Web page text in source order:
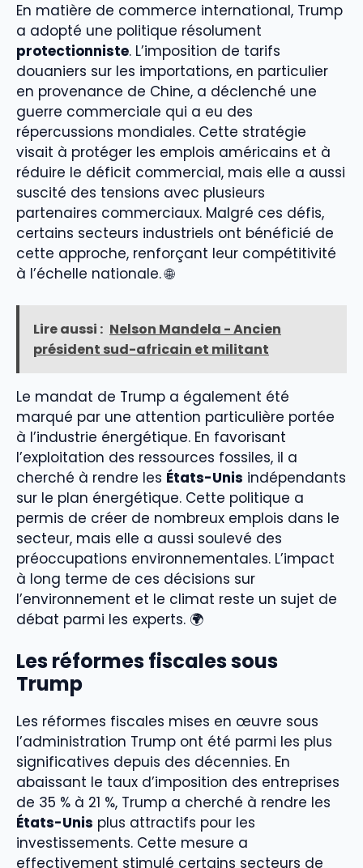
En matière de commerce international, Trump
a adopté une politique résolument
protectionniste. L’imposition de tarifs
douaniers sur les importations, en particulier
en provenance de Chine, a déclenché une
guerre commerciale qui a eu des
répercussions mondiales. Cette stratégie
visait à protéger les emplois américains et à
réduire le déficit commercial, mais elle a aussi
suscité des tensions avec plusieurs
partenaires commerciaux. Malgré ces défis,
certains secteurs industriels ont bénéficié de
cette approche, renforçant leur compétitivité
à l’échelle nationale. 🌐
Lire aussi : Nelson Mandela - Ancien
président sud-africain et militant
Le mandat de Trump a également été
marqué par une attention particulière portée
à l’industrie énergétique. En favorisant
l’exploitation des ressources fossiles, il a
cherché à rendre les États-Unis indépendants
sur le plan énergétique. Cette politique a
permis de créer de nombreux emplois dans le
secteur, mais elle a aussi soulevé des
préoccupations environnementales. L’impact
à long terme de ces décisions sur
l’environnement et le climat reste un sujet de
débat parmi les experts. 🌍
Les réformes fiscales sous
Trump
Les réformes fiscales mises en œuvre sous
l’administration Trump ont été parmi les plus
significatives depuis des décennies. En
abaissant le taux d’imposition des entreprises
de 35 % à 21 %, Trump a cherché à rendre les
États-Unis plus attractifs pour les
investissements. Cette mesure a
effectivement stimulé certains secteurs de